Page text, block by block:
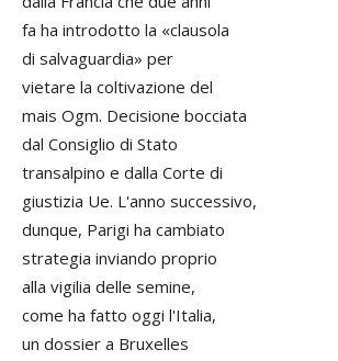
fa ha introdotto la «clausola
di salvaguardia» per
vietare la coltivazione del
mais Ogm. Decisione bocciata
dal Consiglio di Stato
transalpino e dalla Corte di
giustizia Ue. L'anno successivo,
dunque, Parigi ha cambiato
strategia inviando proprio
alla vigilia delle semine,
come ha fatto oggi l'Italia,
un dossier a Bruxelles